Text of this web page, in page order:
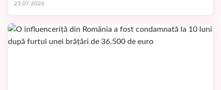
23.07.2026